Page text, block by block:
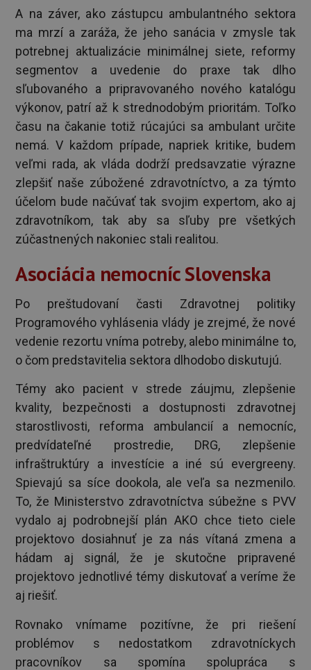
A na záver, ako zástupcu ambulantného sektora
ma mrzí a zaráža, že jeho sanácia v zmysle tak
potrebnej aktualizácie minimálnej siete, reformy
segmentov a uvedenie do praxe tak dlho
sľubovaného a pripravovaného nového katalógu
výkonov, patrí až k strednodobým prioritám. Toľko
času na čakanie totiž rúcajúci sa ambulant určite
nemá. V každom prípade, napriek kritike, budem
veľmi rada, ak vláda dodrží predsavzatie výrazne
zlepšiť naše zúbožené zdravotníctvo, a za týmto
účelom bude načúvať tak svojim expertom, ako aj
zdravotníkom, tak aby sa sľuby pre všetkých
zúčastnených nakoniec stali realitou.
Asociácia nemocníc Slovenska
Po preštudovaní časti Zdravotnej politiky
Programového vyhlásenia vlády je zrejmé, že nové
vedenie rezortu vníma potreby, alebo minimálne to,
o čom predstavitelia sektora dlhodobo diskutujú.
Témy ako pacient v strede záujmu, zlepšenie
kvality, bezpečnosti a dostupnosti zdravotnej
starostlivosti, reforma ambulancií a nemocníc,
predvídateľné prostredie, DRG, zlepšenie
infraštruktúry a investície a iné sú evergreeny.
Spievajú sa síce dookola, ale veľa sa nezmenilo.
To, že Ministerstvo zdravotníctva súbežne s PVV
vydalo aj podrobnejší plán AKO chce tieto ciele
projektovo dosiahnuť je za nás vítaná zmena a
hádam aj signál, že je skutočne pripravené
projektovo jednotlivé témy diskutovať a veríme že
aj riešiť.
Rovnako vnímame pozitívne, že pri riešení
problémov s nedostatkom zdravotníckych
pracovníkov sa spomína spolupráca s